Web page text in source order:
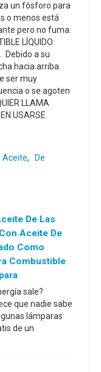
un fósforo para
o menos está
pero no fuma.
LÍQUIDO
Debido a su
hacia arriba
ser muy
o se agoten
LLAMA
USARSE
Aceite,
De
De Las
Aceite De
Como
Combustible
sale?
que nadie sabe
lámparas
de un